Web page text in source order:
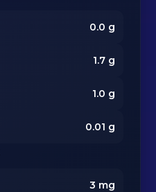
0.0 g
1.7g
1.0 g
0.01 g
3 mg